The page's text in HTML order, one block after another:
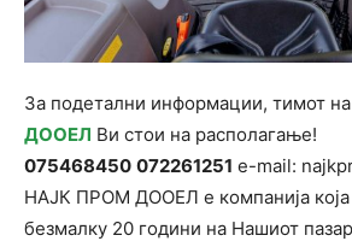
За подетални информации, тимот на
ДООЕЛ Ви стои на располагање!
075468450 072261251 e-mail:
НАЈК ПРОМ ДООЕЛ е компанија
безмалку 20 години на Нашиот